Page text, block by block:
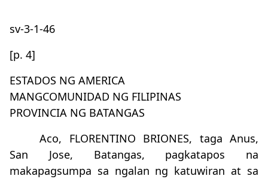
sv-3-1-46
[p. 4]
ESTADOS NG AMERICA
MANGCOMUNIDAD NG FILIPINAS
PROVINCIA NG BATANGAS
Aco, FLORENTINO BRIONES, taga Anus,
San Jose, Batangas, pagkatapos na
makapagsumpa sa ngalan ng katuwiran at sa